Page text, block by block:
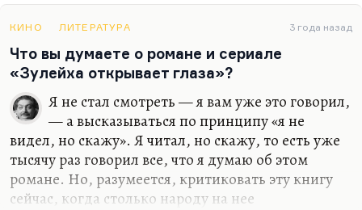
КИНО ЛИТЕРАТУРА 3 года назад
Что вы думаете о романе и сериале
«Зулейха открывает глаза»?
Я не стал смотреть — я вам уже это говорил,
— а высказываться по принципу «я не
видел, но скажу». Я читал, но скажу, то есть уже
тысячу раз говорил все, что я думаю об этом
романе. Но, разумеется, критиковать эту книгу
сейчас, когда столько народу на нее